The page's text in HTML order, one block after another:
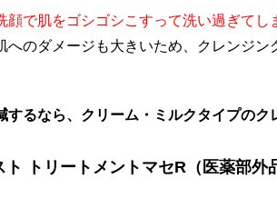
顔で肌をゴシゴシこすって洗い過ぎて
へのダメージも大きいため、クレンジ
するなら、クリーム・ミルクタイプのク
トリートメントマセR（医薬部外